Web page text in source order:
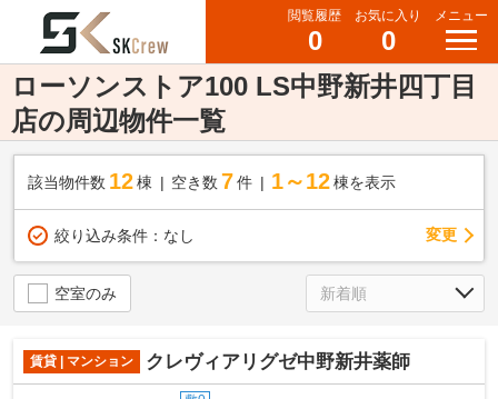
閲覧履歴
0
お気に入り
0
メニュー
ローソンストア100 LS中野新井四丁目
店の周辺物件一覧
該当物件数 12棟 空き数 7 件 1～12 棟を表示
絞り込み条件： なし 変更
空室のみ
賃貸 | マンション クレヴィアリグゼ中野新井薬師